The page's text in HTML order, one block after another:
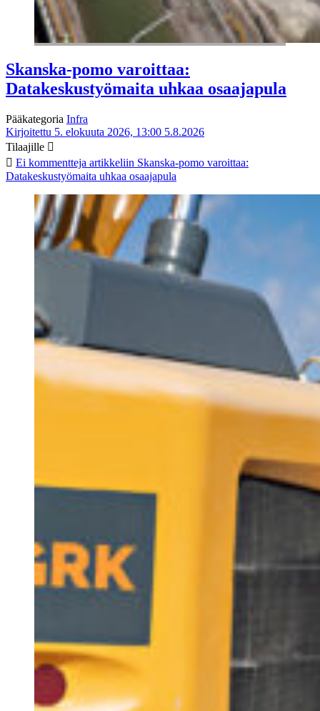
Skanska-pomo varoittaa:
Datakeskustyömaita uhkaa osaajapula
Pääkategoria Infra
Kirjoitettu 5. elokuuta 2026, 13:00 5.8.2026
Tilaajille
Ei kommentteja artikkeliin Skanska-pomo varoittaa:
Datakeskustyömaita uhkaa osaajapula